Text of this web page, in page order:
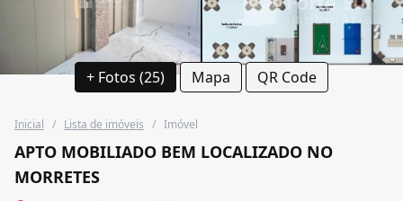
+ Fotos (25) Mapa QR Code
Inicial / Lista de imóveis / Imóvel
APTO MOBILIADO BEM LOCALIZADO NO
MORRETES